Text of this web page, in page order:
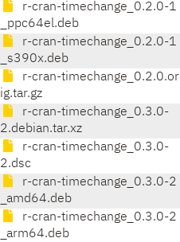
r-cran-timechange_0.2.0-1
_ppc64el.deb
r-cran-timechange_0.2.0-1
_s390x.deb
r-cran-timechange_0.2.0.or
ig.tar.gz
r-cran-timechange_0.3.0-
2.debian.tar.xz
r-cran-timechange_0.3.0-
2.dsc
r-cran-timechange_0.3.0-2
_amd64.deb
r-cran-timechange_0.3.0-2
_arm64.deb